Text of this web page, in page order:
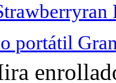
portátil